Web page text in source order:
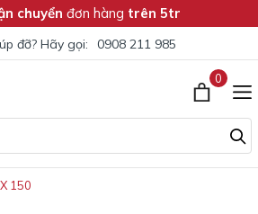
chuyển đơn hàng trên 5tr
đỡ? Hãy gọi: 0908 211 985
0
150